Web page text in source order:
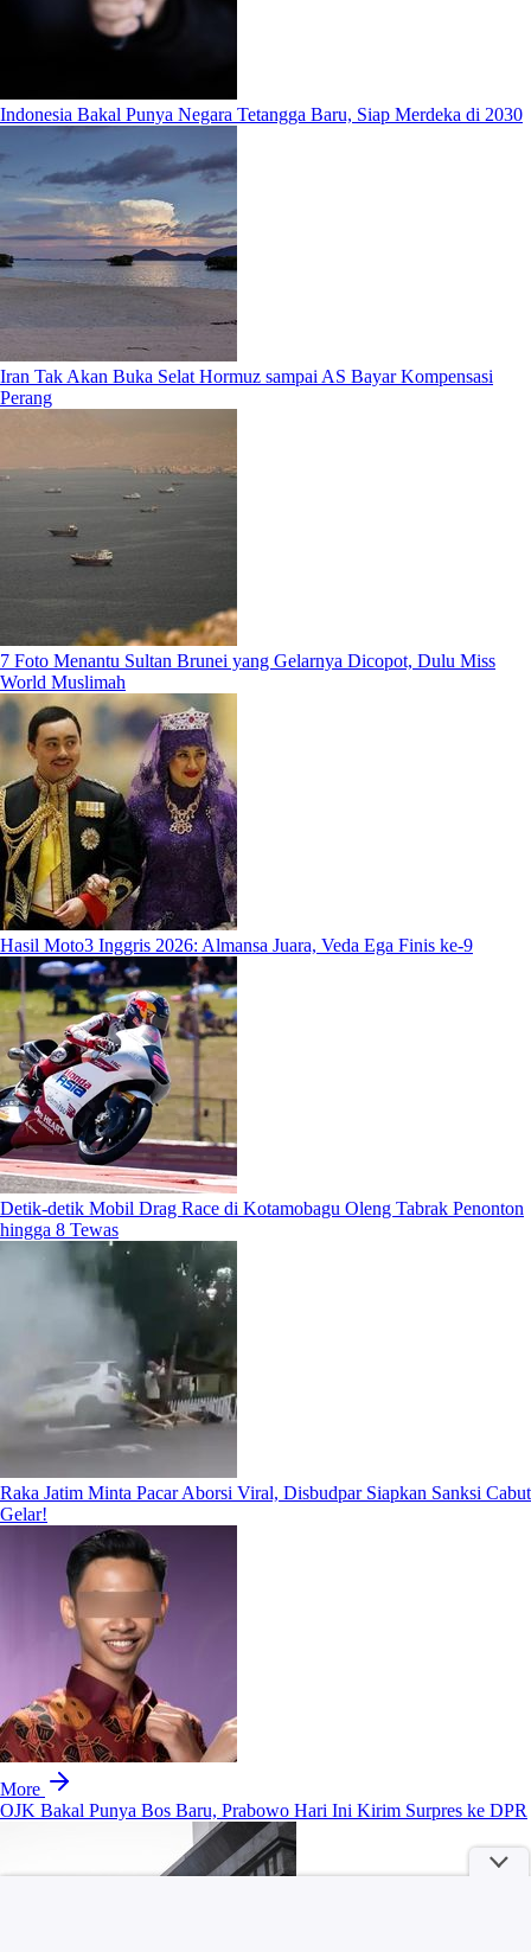
Indonesia Bakal Punya Negara Tetangga Baru, Siap Merdeka di 2030
Iran Tak Akan Buka Selat Hormuz sampai AS Bayar Kompensasi
Perang
7 Foto Menantu Sultan Brunei yang Gelarnya Dicopot, Dulu Miss
World Muslimah
Hasil Moto3 Inggris 2026: Almansa Juara, Veda Ega Finis ke-9
Detik-detik Mobil Drag Race di Kotamobagu Oleng Tabrak Penonton
hingga 8 Tewas
Raka Jatim Minta Pacar Aborsi Viral, Disbudpar Siapkan Sanksi Cabut
Gelar!
More
OJK Bakal Punya Bos Baru, Prabowo Hari Ini Kirim Surpres ke DPR